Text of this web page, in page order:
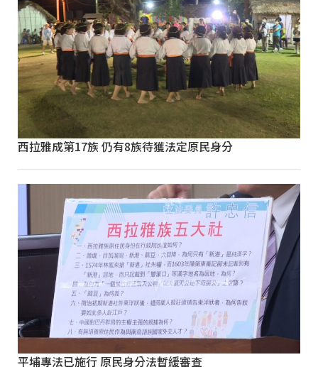
西拉雅成第17族 仍有8族待獲法定原民身分
平埔專法已施行 原民身分法暫緩審查